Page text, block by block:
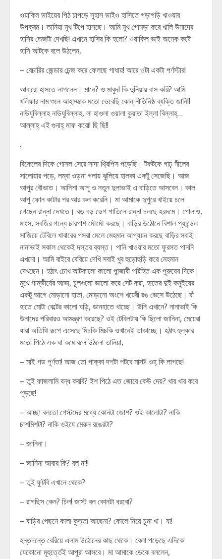
ওয়াকিল ভাইয়ের পিঠ চাপড়ে সুহাস ভাইও হাসিতে গড়াগড়ি খাওয়ার
উপক্রম। তানিয়া মুখ টিপে হাসছে। আমি মুখ গোমড়া করে খালি উনাদের
হাসির তেজটা দেখছি! এখানে হাসির কি হলো? ওয়াকিল ভাই অনেক কষ্টে
হাসি আটকে বলে উঠলেন,
– বেচারির জেন্ডার চেন্জ করে ফেলছে গাধায়! আরে ওটা একটা পর্ণস্টার!
আবারো হাসতে লাগলেন। মানে? ও মাবুদ! কি দুনিয়ায় বাস করি? আমি
খলিফার নাম শুনে আহাম্মকে মতো ভেবেছি কোন্ নীতিনিষ্ঠ ব্যক্তি জানি!!
নাউযুবিল্লাহ নাউযুবিল্লাহ, লা হাওলা ওয়ালা কুয়াতা ইল্লা বিল্লাহ্…
আল্লাহ্ এই গুনাহ্ মাফ করো! ছি ছি!!
.
বিকেলের দিকে গোসল সেরে সাদা থ্রিপিস পড়েছি। টকটকে গাঢ় নীলের
সালোয়ার পড়ে, লম্বা ওড়না গলায় ঝুলিয়ে হালকা একটু সেজেছি। আজ
আপুর বৌভাত। আনিশা আপু ও নতুন দুলাভাই এ বাড়িতে আসবেন। কাল
আপু ফোন কাটার পর আর কল করেনি। মা আমাকে দুপুরে খাইয়ে চলে
গেছেন রান্না দেখতে। বড় বড় ডেগ পাতিলে রান্না চলছে হরদমে। পোলাও,
মাংস, সবজির গন্ধে চারপাশ মৌমৌ করছে। বাড়ির উঠোনে বিশাল প্যান্ডেল
সাজিয়ে টেবিলে খাবারের পসরা মেলে মেহমান আপ্যয়ন করছে বাড়ির সবাই।
নানাভাই সকাল থেকেই দস্তর ব্যস্ত। পানি খাওয়ার মতো ফুরসত পাননি
এখনো। আমি বাইরে বেরিয়ে দেখি সবাই খুব হুড়োহুড়ি করে মেহমান
দেখছেন। হঠাৎ চোখ আটকালো কালো পান্জাবী পরিহিত এক পুরুষের দিকে।
মুখে গাম্ভীর্যের আভা, চুলগুলো ভালো করে সেট করা, হাতের দুই কনুইয়ের
একটু আগে মোড়ানো হাতা, মোড়ানো অংশে খয়েরী রঙ ভেসে উঠেছে। বাঁ
হাতে মোটা বেল্টের কালো ঘড়ি, ডানহাতে খাচ্ছে। উনি এখানে? নানাভাই কি
উনাদের পরিবারও আমন্ত্রণ করেছে? ওই টেবিলটায় কি ছিলো জানিনা, মেয়েরা
যারা অতিথি রূপে এসেছে মিচকি মিচকি ওখানেই তাকাচ্ছে। হঠাৎ হুল্কার
মতো পিঠে এক ঘা কষে বলে উঠলো তানিয়া,
– মাই গড পূর্ণতা! আজ তো পাক্কা দশটা পটবে মাস্ট! ওহ্ কি লাগছে!
– তুই ফাজলামি বন্ধ করবি? ইশ পিঠে এত জোরে কেউ দেয়? খার খার করে
পুড়ছে!
– আচ্ছা বলতো গেস্টদের মধ্যে কোনটা জোশ? ওই কালোটা? নাকি
চাশমিশটা? নাকি ওইযে মেরুন রঙেরটা?
– জানিনা।
– জানিনা আবার কি? বল না!!
– তুই ফুটবি এখানে থেকে?
– রাগছিস কেন? চিল! জাস্ট বল কোনটা ধরবো?
– বাড়ির পেছনে কালা কুত্তা আছেনা? কোলে নিয়ে চুমা খা। যা!
হন্তদন্তে বেরিয়ে এলাম উঠোনের কাছ থেকে। বেলা পড়েছে এদিকে
যেকোনো মূহুর্ত্তেই আপুরা আসবে। মা আমাকে ডেকে বললেন,